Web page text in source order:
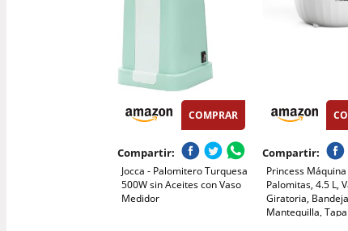
COMPRAR
Compartir:
Jocca - Palomitero Turquesa
500W sin Aceites con Vaso
Medidor
Compartir:
Princess Máquina
Palomitas, 4.5 L,
Giratoria,
Mantequilla, Tapa